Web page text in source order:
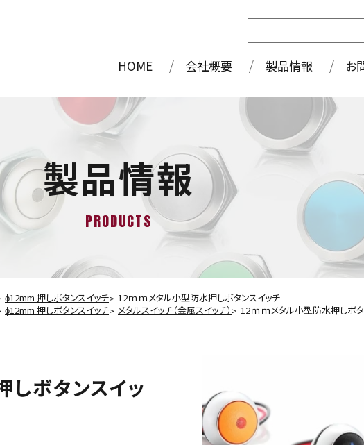
HOME 会社概要 製品情報 お
製品情報
PRODUCTS
ɸ12mm 押しボタンスイッチ
12ｍｍメタル小型防水押しボタンスイッチ
ɸ12mm 押しボタンスイッチ メタルスイッチ（金属スイッチ） 12ｍｍメタル小型防水押しボタ
ボタンスイッ